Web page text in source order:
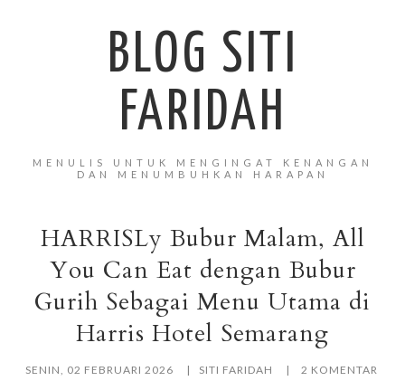
BLOG SITI
FARIDAH
MENULIS UNTUK MENGINGAT KENANGAN
DAN MENUMBUHKAN HARAPAN
HARRISLy Bubur Malam, All
You Can Eat dengan Bubur
Gurih Sebagai Menu Utama di
Harris Hotel Semarang
SENIN, 02 FEBRUARI 2026 SITI FARIDAH 2 KOMENTAR